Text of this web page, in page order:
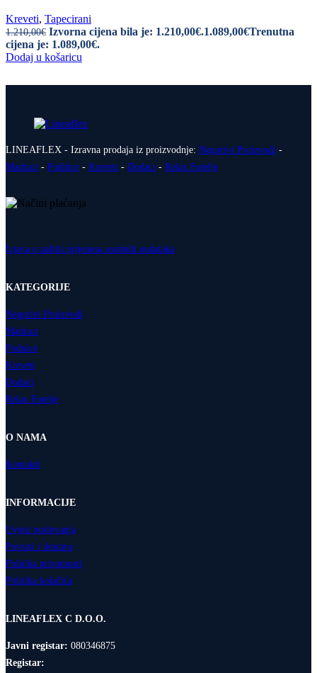
Kreveti, Tapecirani
1.210,00€ Izvorna cijena bila je: 1.210,00€.1.089,00€Trenutna
cijena je: 1.089,00€.
Dodaj u košaricu
LINEAFLEX - Izravna prodaja iz proizvodnje: Negorivi Proizvodi -
Madraci - Podnice - Kreveti - Dodaci - Relax Fotelje
Izjava o zaštiti prijenosa osobnih podataka
KATEGORIJE
Negorivi Proizvodi
Madraci
Podnice
Kreveti
Dodaci
Relax Fotelje
O NAMA
Kontakti
INFORMACIJE
Uvjeti poslovanja
Povrati i dostava
Politika privatnosti
Politika kolačića
LINEAFLEX C D.O.O.
Javni registar: 080346875
Registar: